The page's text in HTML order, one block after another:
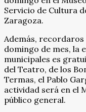
Servicio de Cultura
Zaragoza.
Además,
domingo de mes, la
municipales es
del Teatro, de los
Termas, el Pablo
actividad será en el
público general.